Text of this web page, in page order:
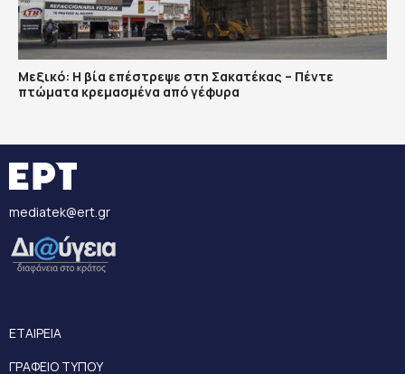
Μεξικό: Η βία επέστρεψε στη Σακατέκας – Πέντε
πτώματα κρεμασμένα από γέφυρα
mediatek@ert.gr
ΕΤΑΙΡΕΙΑ
ΓΡΑΦΕΙΟ ΤΥΠΟΥ